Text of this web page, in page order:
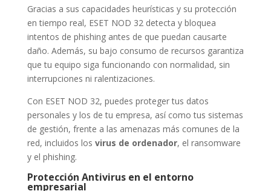
Gracias a sus capacidades heurísticas y su protección
en tiempo real, ESET NOD 32 detecta y bloquea
intentos de phishing antes de que puedan causarte
daño. Además, su bajo consumo de recursos garantiza
que tu equipo siga funcionando con normalidad, sin
interrupciones ni ralentizaciones.
Con ESET NOD 32, puedes proteger tus datos
personales y los de tu empresa, así como tus sistemas
de gestión, frente a las amenazas más comunes de la
red, incluidos los virus de ordenador, el ransomware
y el phishing.
Protección Antivirus en el entorno
empresarial